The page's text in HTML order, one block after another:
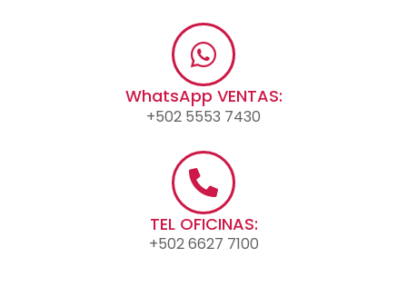
WhatsApp VENTAS:
+502 5553 7430
TEL OFICINAS:
+502 6627 7100